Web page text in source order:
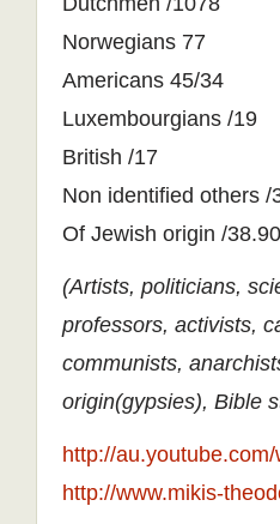
Norwegians 77
Americans 45/34
Luxembourgians /19
British /17
Non identified others /
Of Jewish origin /
(Artists, politicians,
professors, activists,
communists,
origin(gypsies), Bible
http://
http://www.mikis-